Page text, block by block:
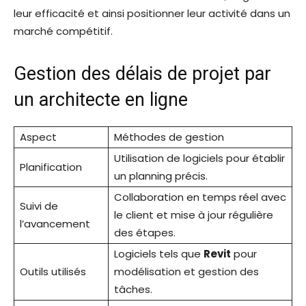
leur efficacité et ainsi positionner leur activité dans un
marché compétitif.
Gestion des délais de projet par
un architecte en ligne
Aspect Méthodes de gestion
Planification
Utilisation de logiciels pour établir
un planning précis.
Suivi de
l’avancement
Collaboration en temps réel avec
le client et mise à jour régulière
des étapes.
Outils utilisés
Logiciels tels que Revit pour
modélisation et gestion des
tâches.